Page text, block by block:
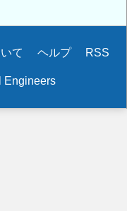
て ヘルプ RSS
Engineers